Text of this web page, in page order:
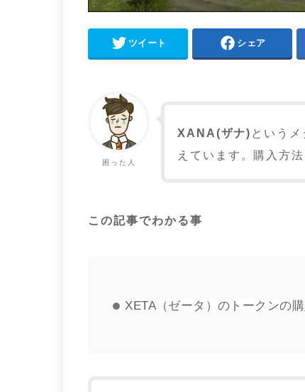
ツイート シェア
困った人
XANA(ザナ) という
えています。購入方
この記事でわかる事
XETA（ゼータ）のトークンの